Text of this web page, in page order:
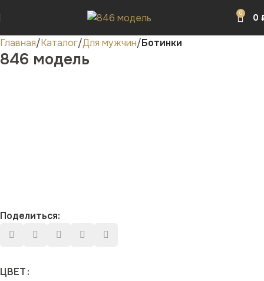
0 0
Главная Каталог Для мужчин Ботинки
846 модель
Поделиться:
ЦВЕТ